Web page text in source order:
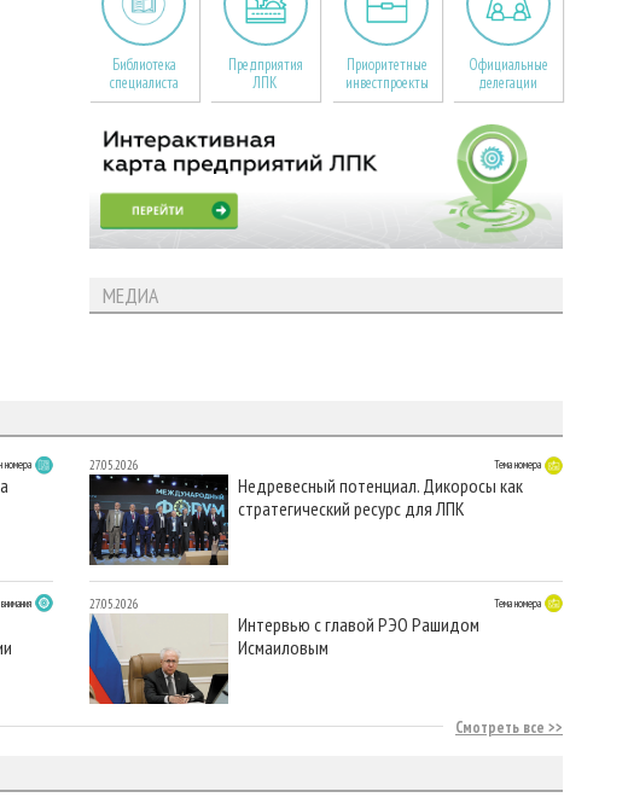
Библиотека
специалиста
Предприятия
ЛПК
Приоритетные
инвестпроекты
Официальные
делегации
МЕДИА
номера 27.05.2026 Тема номера
Недревесный потенциал. Дикоросы как
стратегический ресурс для ЛПК
27.05.2026 Тема номера
Интервью с главой РЭО Рашидом
Исмаиловым
Смотреть все